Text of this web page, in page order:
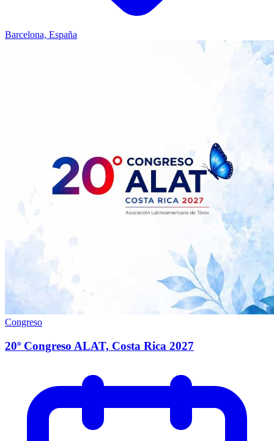
Barcelona, España
Congreso
20º Congreso ALAT, Costa Rica 2027